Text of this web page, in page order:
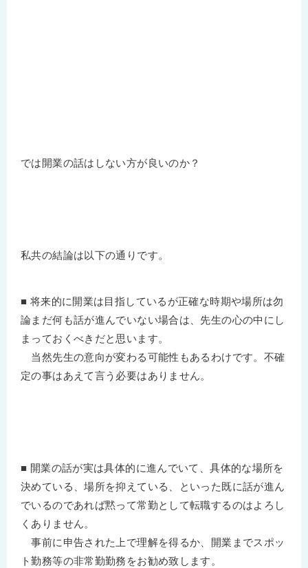
では開業の話はしない方が良いのか？
私共の結論は以下の通りです。
■ 将来的に開業は目指しているが正確な時期や場所は勿
論まだ何も話が進んでいない場合は、先生の心の中にし
まっておくべきだと思います。
当然先生の意向が変わる可能性もあるわけです。不確
定の事はあえて言う必要はありません。
■ 開業の話が実は具体的に進んでいて、具体的な場所を
決めている、場所を抑えている、といった既に話が進ん
でいるのであれば黙って常勤として転職するのはよろし
くありません。
事前に申告された上で理解を得るか、開業までスポッ
ト勤務等の非常勤勤務をお勧め致します。